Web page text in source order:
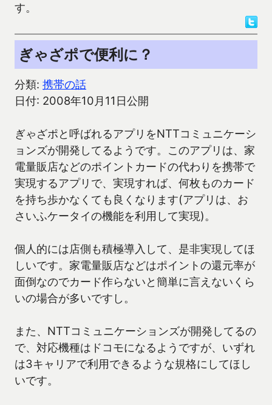
す。
ぎゃざポで便利に？
分類: 携帯の話
日付: 2008年10月11日公開
ぎゃざポと呼ばれるアプリをNTTコミュニケーシ
ョンズが開発してるようです。このアプリは、家
電量販店などのポイントカードの代わりを携帯で
実現するアプリで、実現すれば、何枚ものカード
を持ち歩かなくても良くなります(アプリは、お
さいふケータイの機能を利用して実現)。
個人的には店側も積極導入して、是非実現してほ
しいです。家電量販店などはポイントの還元率が
面倒なのでカード作らないと簡単に言えないくら
いの場合が多いですし。
また、NTTコミュニケーションズが開発してるの
で、対応機種はドコモになるようですが、いずれ
は3キャリアで利用できるような規格にしてほし
いです。